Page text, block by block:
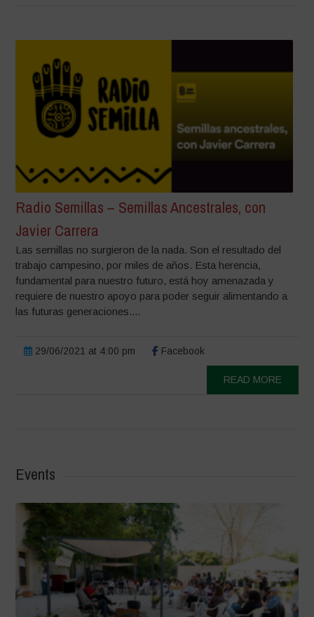
Radio Semillas – Semillas Ancestrales, con
Javier Carrera
Las semillas no surgieron de la nada. Son el resultado del
trabajo campesino, por miles de años. Esta herencia,
fundamental para nuestro futuro, está hoy amenazada y
requiere de nuestro apoyo para poder seguir alimentando a
las futuras generaciones....
29/06/2021 at 4:00 pm Facebook
READ MORE
Events